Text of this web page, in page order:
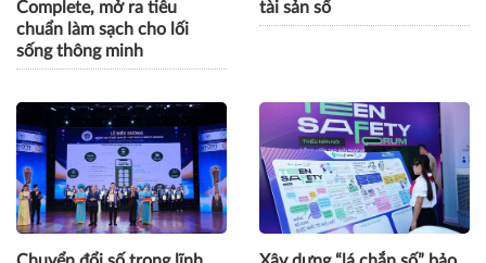
MOVA ra mắt bộ đôi E50
Ultra và V70 Ultra
Complete, mở ra tiêu
chuẩn làm sạch cho lối
sống thông minh
Quản trị rủi ro và nền tảng
kiến thức dẫn dắt tương lai
tài sản số